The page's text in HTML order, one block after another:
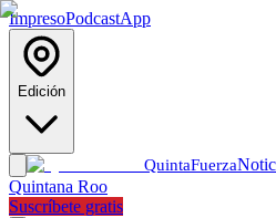
ImpresoPodcastApp
Edición
QuintaFuerza
Quintana Roo
Suscríbete gratis